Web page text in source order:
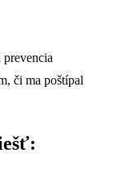
či ma poštípal